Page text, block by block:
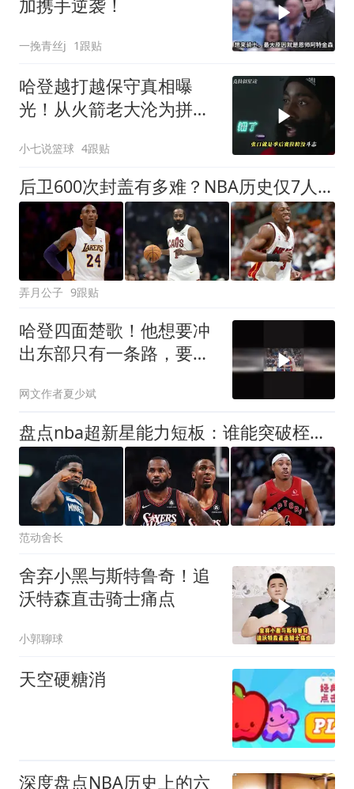
加携手逆袭！
一挽青丝j 1跟贴
哈登越打越保守真相曝
光！从火箭老大沦为拼
小七说篮球 4跟贴
后卫600次封盖有多难？NBA历史仅7人达成，哈登竟然上榜且力压科比
弄月公子 9跟贴
哈登四面楚歌！他想要冲
出东部只有一条路，要远
网文作者夏少斌
盘点nba超新星能力短板：谁能突破桎梏，完成自我升级？
范动舍长
舍弃小黑与斯特鲁奇！追
沃特森直击骑士痛点
小郭聊球
天空硬糖消
深度盘点NBA历史上的六